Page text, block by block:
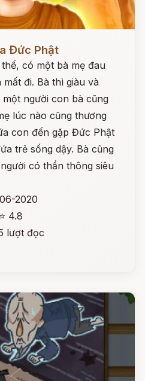
Đức Phật
có một bà mẹ đau
đi. Bà thì giàu và
người con bà cũng
lúc nào cũng thương
con đến gặp Đức Phật
trẻ sống dậy. Bà cũng
có thần thông siêu
2020
⭐ 4.8
lượt đọc